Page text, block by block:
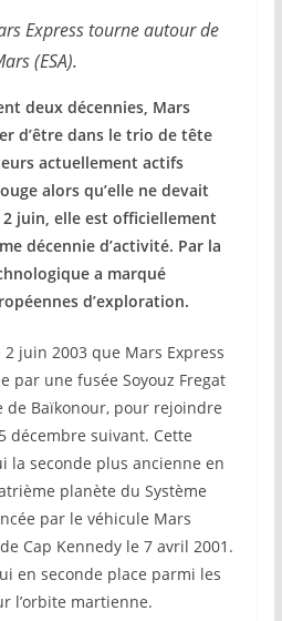
Express tourne autour de
(ESA).
deux décennies, Mars
d’être dans le trio de tête
actuellement actifs
alors qu’elle ne devait
juin, elle est officiellement
décennie d’activité. Par la
a marqué
d’exploration.
2003 que Mars Express
par une fusée Soyouz Fregat
de Baïkonour, pour rejoindre
décembre suivant. Cette
la seconde plus ancienne en
planète du Système
par le véhicule Mars
Cap Kennedy le 7 avril 2001.
en seconde place parmi les
l’orbite martienne.